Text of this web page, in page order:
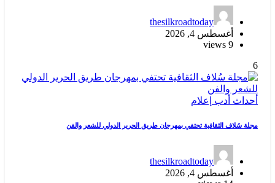
thesilkroadtoday
أغسطس 4, 2026
9 views
6
أحداث أدب إعلام
مجلة سُلاف الثقافية تحتفي بمهرجان طريق الحرير الدولي للشعر والفن
thesilkroadtoday
أغسطس 4, 2026